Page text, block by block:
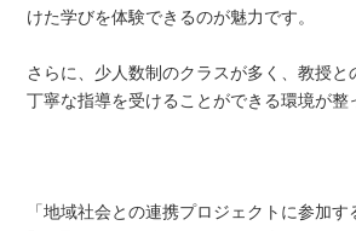
けた学びを体験できるのが魅力です。
さらに、少人数制のクラスが多く、教授と
丁寧な指導を受けることができる環境が整
「地域社会との連携プロジェクトに参加